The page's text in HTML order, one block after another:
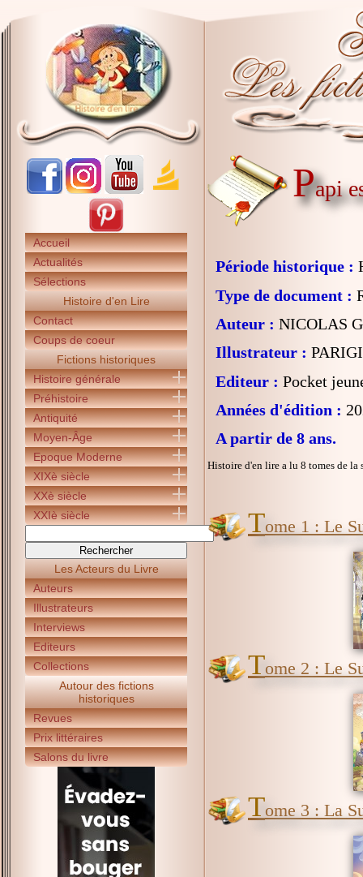
Accueil
Actualités
Sélections
Histoire d'en Lire
Contact
Coups de coeur
Fictions historiques
Histoire générale
Préhistoire
Antiquité
Moyen-Âge
Epoque Moderne
XIXè siècle
XXè siècle
XXIè siècle
Les Acteurs du Livre
Auteurs
Illustrateurs
Interviews
Editeurs
Collections
Autour des fictions
historiques
Revues
Prix littéraires
Salons du livre
Papi
Période historique :
Type de document :
Auteur : NICOLAS
Illustrateur :
Editeur : Pocket
Années d'édition :
A partir de 8 ans.
Histoire d'en lire a lu 8 tomes de la
Tome 1 : Le
Tome 2 : Le
Tome 3 : La